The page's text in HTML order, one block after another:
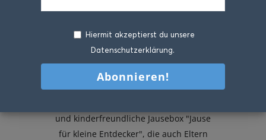
Jause für kleine Entdecker
und kinderfreundliche Jausebox "Jause
für kleine Entdecker", die auch Eltern
Hiermit akzeptierst du unsere
Datenschutzerklärung.